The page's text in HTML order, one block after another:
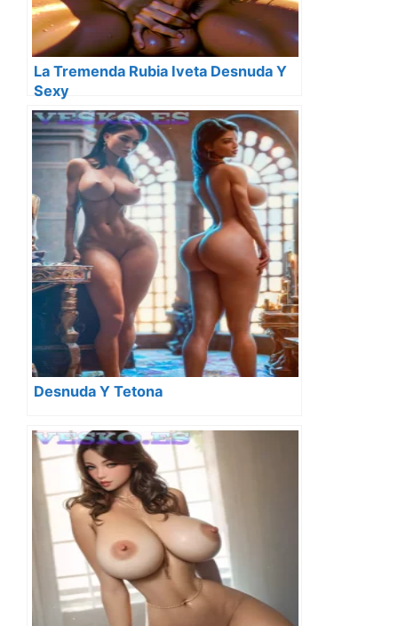
La Tremenda Rubia Iveta Desnuda Y
Sexy
Desnuda Y Tetona